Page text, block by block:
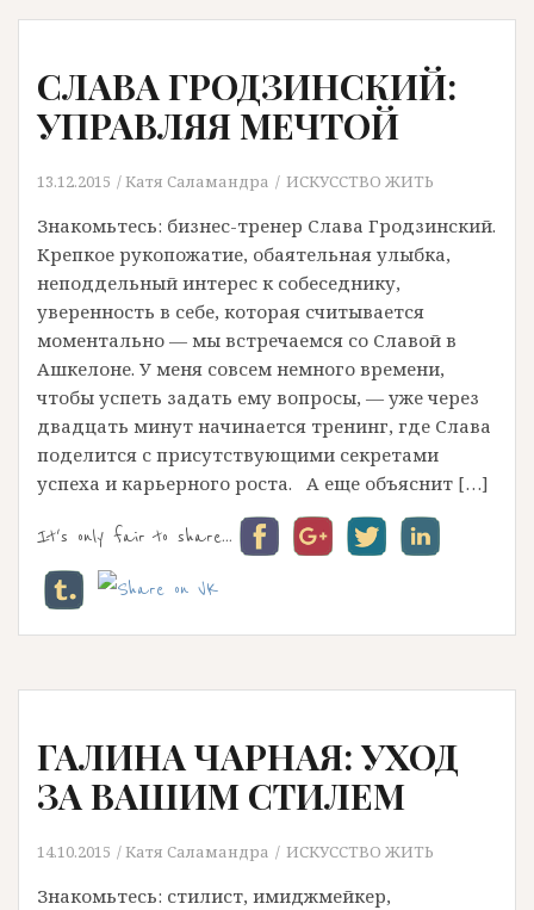
СЛАВА ГРОДЗИНСКИЙ:
УПРАВЛЯЯ МЕЧТОЙ
13.12.2015 Катя Саламандра ИСКУССТВО ЖИТЬ
Знакомьтесь: бизнес-тренер Слава Гродзинский.
Крепкое рукопожатие, обаятельная улыбка,
неподдельный интерес к собеседнику,
уверенность в себе, которая считывается
моментально — мы встречаемся со Славой в
Ашкелоне. У меня совсем немного времени,
чтобы успеть задать ему вопросы, — уже через
двадцать минут начинается тренинг, где Слава
поделится с присутствующими секретами
успеха и карьерного роста. А еще объяснит […]
It's only fair to share...
ГАЛИНА ЧАРНАЯ: УХОД
ЗА ВАШИМ СТИЛЕМ
14.10.2015 Катя Саламандра ИСКУССТВО ЖИТЬ
Знакомьтесь: стилист, имиджмейкер,